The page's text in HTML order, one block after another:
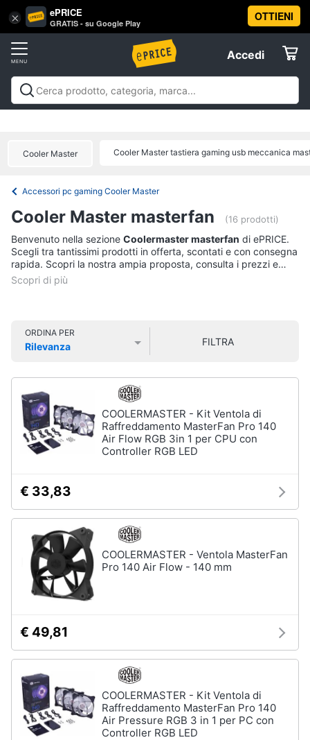
× ePRICE
GRATIS - su Google Play
OTTIENI
Accedi
Accedi
Registrati
Offerte
Tv
e
Home
Cinema
home
Audio
e
musica
Arredo
Brico
e
Giardinaggio
e
igiene
Beauty
Giocattoli
Vai
al
Cooler Master Cooler Master tastiera gaming usb meccanica
Accessori pc gaming Cooler Master
Cooler Master masterfan (16 prodotti)
Benvenuto nella sezione Coolermaster masterfan di ePRICE.
Scegli tra tantissimi prodotti in offerta, scontati e con consegna
rapida. Scopri la nostra ampia proposta, consulta i prezzi e
acquista comodamente online.
ORDINA PER
Rilevanza
FILTRA
COOLERMASTER - Kit Ventola di
Raffreddamento MasterFan Pro 140
Air Flow RGB 3in 1 per CPU con
Controller RGB LED
€ 33,83
COOLERMASTER - Ventola MasterFan
Pro 140 Air Flow - 140 mm
€ 49,81
COOLERMASTER - Kit Ventola di
Raffreddamento MasterFan Pro 140
Air Pressure RGB 3 in 1 per PC con
Controller RGB LED